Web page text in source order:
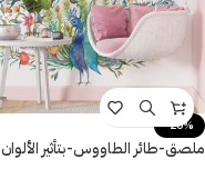
-20%
ملصق-طائر الطاووس-بتأثير الألوان